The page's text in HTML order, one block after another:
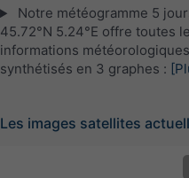
Notre météogramme 5
45.72°N 5.24°E offre toutes
informations météorologiques
synthétisés en 3 graphes :
Les images satellites